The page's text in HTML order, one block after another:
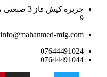
جزیره کیش
9
info@mahanmed-mfg.com
07644491024
07644491044